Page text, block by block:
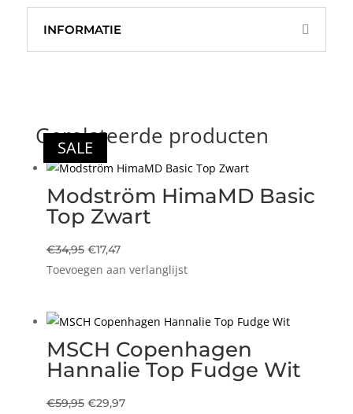
INFORMATIE
Gerelateerde producten
SALE
Modström HimaMD Basic
Top Zwart
€34,95 Oorspronkelijke
prijs
€17,47Huidige
prijs
Toevoegen aan verlanglijst
SALE
MSCH Copenhagen
Hannalie Top Fudge Wit
€59,95 Oorspronkelijke
€29,97Huidige
SALE